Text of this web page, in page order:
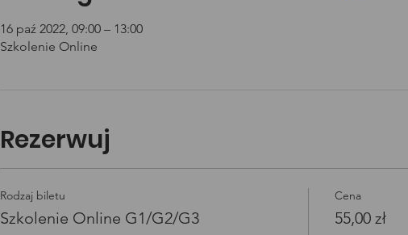
16 paź 2022, 09:00 – 13:00
Szkolenie Online
Rezerwuj
Rodzaj biletu
Szkolenie Online G1/G2/G3
Cena
55,00 zł
Open link in new window